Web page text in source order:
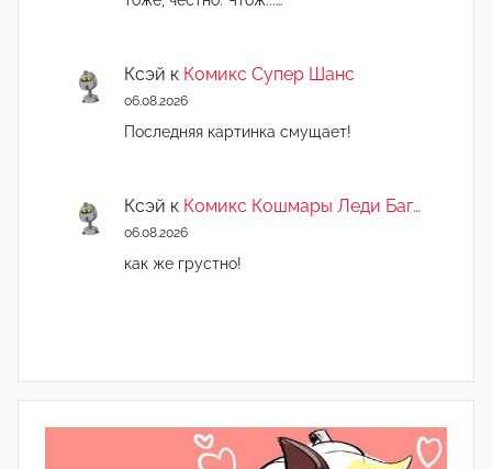
Ксэй к Комикс Супер Шанс
06.08.2026
Последняя картинка смущает!
Ксэй к Комикс Кошмары Леди Баг…
06.08.2026
как же грустно!